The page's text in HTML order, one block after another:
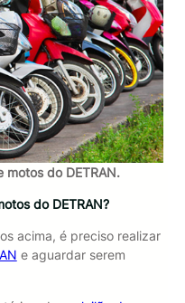
do DETRAN.
do DETRAN?
acima, é preciso realizar
e aguardar serem